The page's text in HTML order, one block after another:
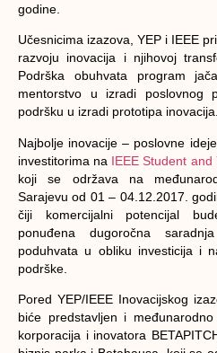
godine.
Učesnicima izazova, YEP i IEEE
razvoju inovacija i njihovoj
Podrška obuhvata program
mentorstvo u izradi poslovnog
podršku u izradi prototipa inovacija.
Najbolje inovacije – poslovne
investitorima na IEEE Student and
koji se održava na
Sarajevu od 01 – 04.12.2017.
čiji komercijalni potencijal
ponuđena dugoročna
poduhvata u obliku investicija i
podrške.
Pored YEP/IEEE Inovacijskog
biće predstavljen i
korporacija i inovatora